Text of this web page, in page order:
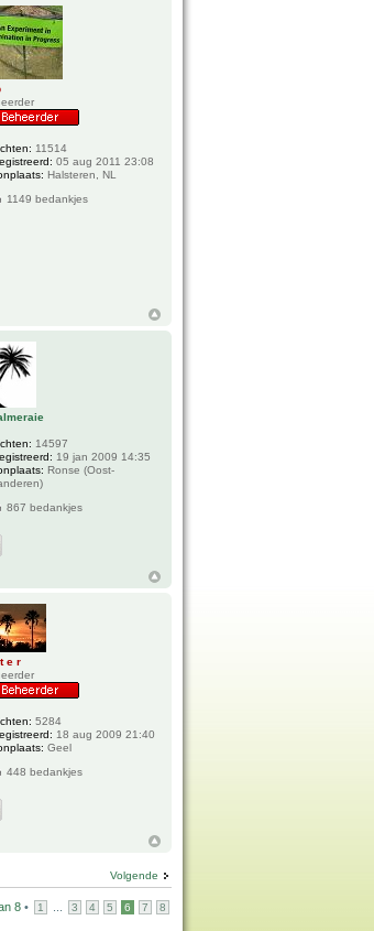
11514
05 aug 2011 23:08
Halsteren, NL
1149 bedankjes
14597
19 jan 2009 14:35
Ronse (Oost-
867 bedankjes
e r
5284
18 aug 2009 21:40
Geel
448 bedankjes
Volgende
8 • 1 3 4 5 6 7 8